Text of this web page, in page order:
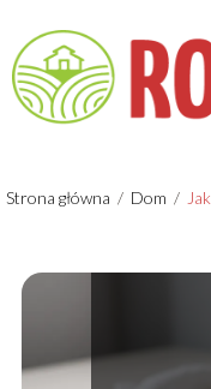
Strona główna / Dom /